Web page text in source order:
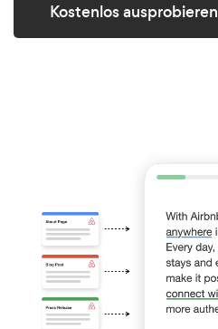
Kostenlos ausprobieren